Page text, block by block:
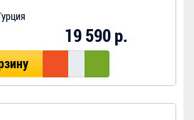
19 590 р.